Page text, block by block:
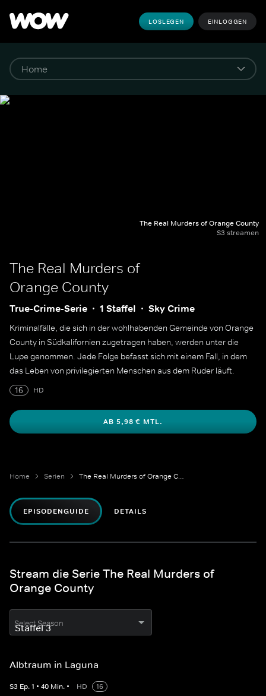
LOSLEGEN EINLOGGEN
The Real Murders of Orange County
S3 streamen
The Real Murders of
Orange County
True-Crime-Serie 1 Staffel Sky Crime
Kriminalfälle, die sich in der wohlhabenden Gemeinde von Orange
County in Südkalifornien zugetragen haben, werden unter die
Lupe genommen. Jede Folge befasst sich mit einem Fall, in dem
das Leben von privilegierten Menschen aus dem Ruder läuft.
16
HD
AB 5,98 € MTL.
Home Serien The Real Murders of Orange County
EPISODENGUIDE DETAILS
Stream die Serie The Real Murders of
Orange County
Select Season
Albtraum in Laguna
S3 Ep.1 • 40 Min. • HD
16